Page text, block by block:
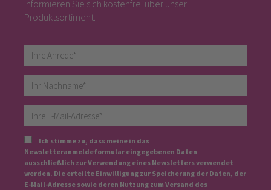
Informieren Sie sich kostenfrei über unser
Produktsortiment.
Ich stimme zu, dass meine in das
Newsletteranmeldeformular eingegebenen Daten
ausschließlich zur Verwendung eines Newsletters verwendet
werden. Die erteilte Einwilligung zur Speicherung der Daten, der
E-Mail-Adresse sowie deren Nutzung zum Versand des